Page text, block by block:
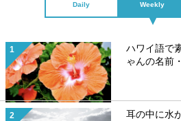
Daily Weekly
ハワイ語で
ゃんの名前
耳の中に水